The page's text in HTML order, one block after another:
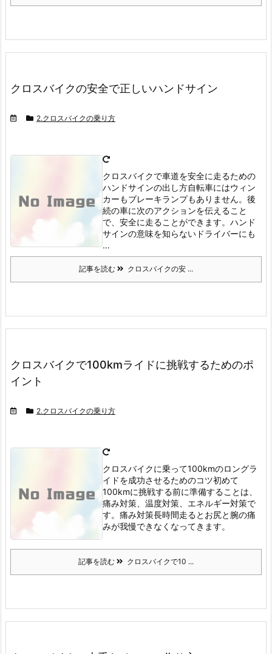
クロスバイクの安全で正しいハンドサイン
2.クロスバイクの乗り方
クロスバイクで車道を安全に走るための
ハンドサインの出し方自転車にはウィン
カーもブレーキランプもありません。 後
続の車に次のアクションを伝えること
で、安全に走ることができます。 ハンド
サインの意味を知らないドライバーにも
...
記事を読む クロスバイクの安 ...
クロスバイクで100kmライドに挑戦するためのポ
イント
2.クロスバイクの乗り方
クロスバイクに乗って100kmのロングラ
イドを成功させるためのコツ初めて
100kmに挑戦する前に準備することは、
痛み対策、温度対策、エネルギー対策で
す。 痛み対策長時間走るとお尻と腕の痛
みが我慢できなくなってきます。
記事を読む クロスバイクで10 ...